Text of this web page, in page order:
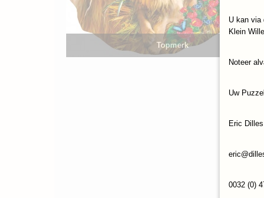
Topmerk
U kan via
Klein
Noteer
Uw
Eric Dilles
0032 (0)